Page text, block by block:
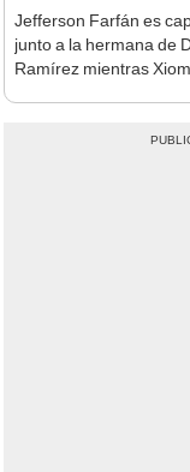
Jefferson Farfán es
junto a la hermana de
Ramírez mientras